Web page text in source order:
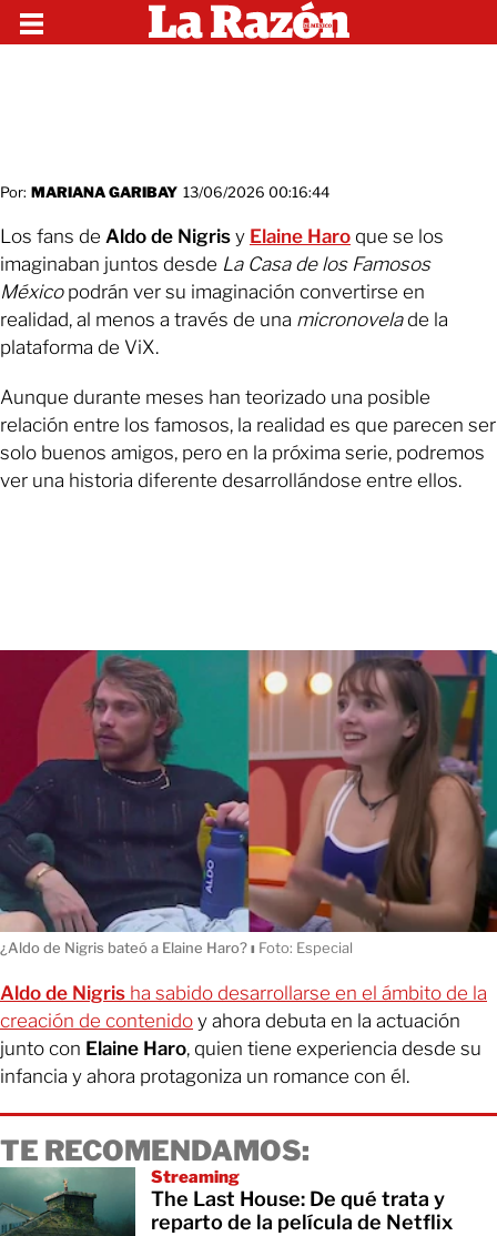
Por: MARIANA GARIBAY 13/06/2026 00:16:44
Los fans de Aldo de Nigris y Elaine Haro que se los
imaginaban juntos desde La Casa de los Famosos
México podrán ver su imaginación convertirse en
realidad, al menos a través de una micronovelade la
plataforma de ViX.
Aunque durante meses han teorizado una posible
relación entre los famosos, la realidad es que parecen ser
solo buenos amigos, pero en la próxima serie, podremos
ver una historia diferente desarrollándose entre ellos.
¿Aldo de Nigris bateó a Elaine Haro?ı Foto: Especial
Aldo de Nigris ha sabido desarrollarse en el ámbito de la
creación de contenido y ahora debuta en la actuación
junto con Elaine Haro, quien tiene experiencia desde su
infancia y ahora protagoniza un romance con él.
TE RECOMENDAMOS:
Streaming
The Last House: De qué trata y
reparto de la película de Netflix